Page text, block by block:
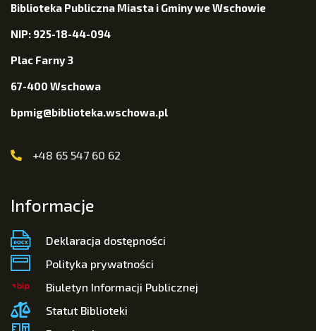
Biblioteka Publiczna Miasta i Gminy we Wschowie
NIP: 925-18-44-094
Plac Farny 3
67-400 Wschowa
bpmig@biblioteka.wschowa.pl
+48 65 547 60 62
Informacje
Deklaracja dostępności
Polityka prywatności
Biuletyn Informacji Publicznej
Statut Biblioteki